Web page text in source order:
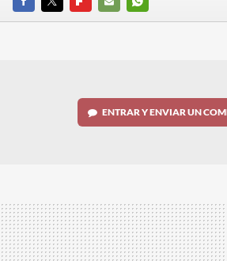
FACEBOOK
TWITTERFLIPBOARD
E-
WHATSAPP
ENTRAR Y ENVIAR UN